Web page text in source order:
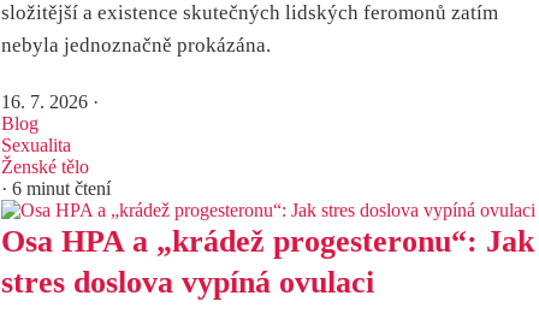
složitější a existence skutečných lidských feromonů zatím
nebyla jednoznačně prokázána.
16. 7. 2026 ·
Blog
Sexualita
Ženské tělo
· 6 minut čtení
Osa HPA a „krádež progesteronu“: Jak
stres doslova vypíná ovulaci